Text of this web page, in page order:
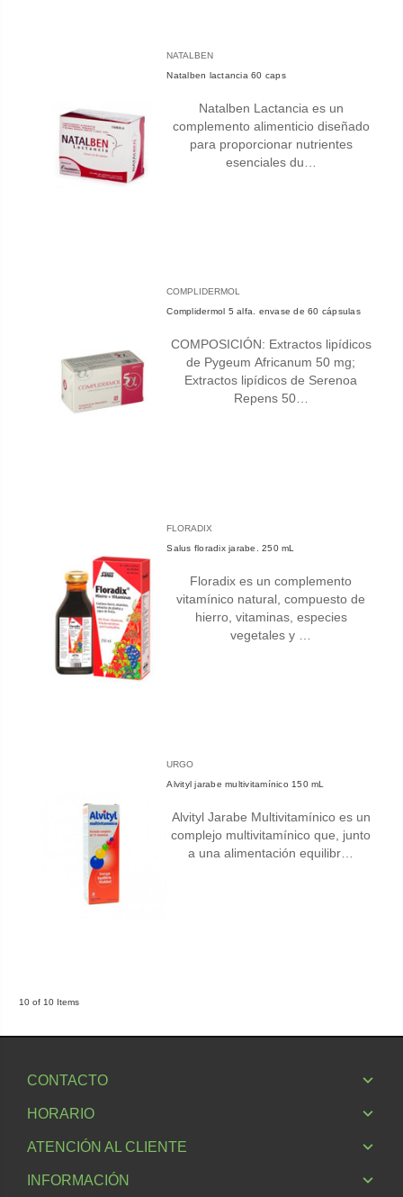
NATALBEN
Natalben lactancia 60 caps
Natalben Lactancia es un
complemento alimenticio diseñado
para proporcionar nutrientes
esenciales du…
COMPLIDERMOL
Complidermol 5 alfa. envase de 60 cápsulas
COMPOSICIÓN: Extractos lipídicos
de Pygeum Africanum 50 mg;
Extractos lipídicos de Serenoa
Repens 50…
FLORADIX
Salus floradix jarabe. 250 mL
Floradix es un complemento
vitamínico natural, compuesto de
hierro, vitaminas, especies
vegetales y …
URGO
Alvityl jarabe multivitamínico 150 mL
Alvityl Jarabe Multivitamínico es un
complejo multivitamínico que, junto
a una alimentación equilibr…
10 of 10 Items
CONTACTO
HORARIO
ATENCIÓN AL CLIENTE
INFORMACIÓN